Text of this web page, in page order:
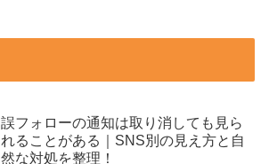
誤フォローの通知は取り消しても見ら
れることがある｜SNS別の見え方と自
然な対処を整理！